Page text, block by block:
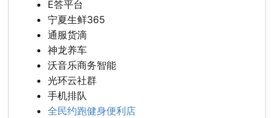
E答平台
宁夏生鲜365
通服货滴
神龙养车
沃音乐商务智能
光环云社群
手机排队
全民约跑健身便利店